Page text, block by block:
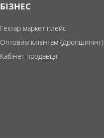
БІЗНЕС
Гектар маркет плейс
Оптовим клієнтам (Дропшипінг)
Кабінет продавця